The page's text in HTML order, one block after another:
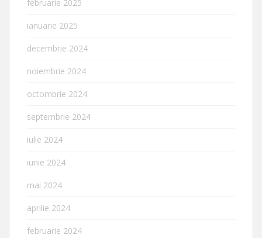
februarie 2025
ianuarie 2025
decembrie 2024
noiembrie 2024
octombrie 2024
septembrie 2024
iulie 2024
iunie 2024
mai 2024
aprilie 2024
februarie 2024